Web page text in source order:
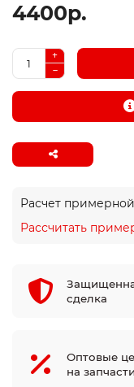
4400р.
Расчет
Рассчитать
сделка
Оптовые
на запчасти